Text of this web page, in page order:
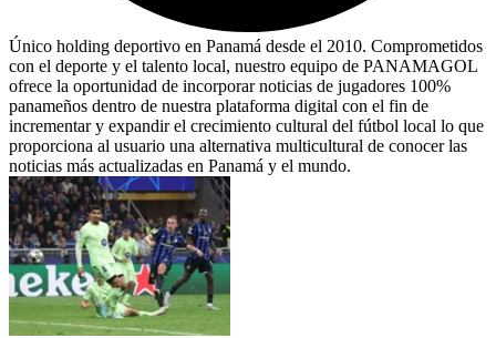
Único holding deportivo en Panamá desde el 2010. Comprometidos
con el deporte y el talento local, nuestro equipo de PANAMAGOL
ofrece la oportunidad de incorporar noticias de jugadores 100%
panameños dentro de nuestra plataforma digital con el fin de
incrementar y expandir el crecimiento cultural del fútbol local lo que
proporciona al usuario una alternativa multicultural de conocer las
noticias más actualizadas en Panamá y el mundo.